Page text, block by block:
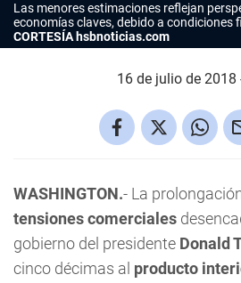
Las menores estimaciones reflejan
economías claves, debido a condiciones
CORTESÍA hsbnoticias.com
16 de julio de 2018
WASHINGTON.- La
tensiones comerciales
gobierno del presidente Donald
cinco décimas al producto